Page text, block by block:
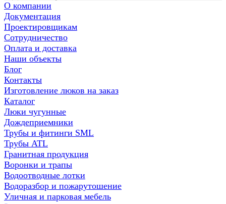
О компании
Документация
Проектировщикам
Сотрудничество
Оплата и доставка
Наши объекты
Блог
Контакты
Изготовление люков на заказ
Каталог
Люки чугунные
Дождеприемники
Трубы и фитинги SML
Трубы ATL
Гранитная продукция
Воронки и трапы
Водоотводные лотки
Водоразбор и пожарутошение
Уличная и парковая мебель